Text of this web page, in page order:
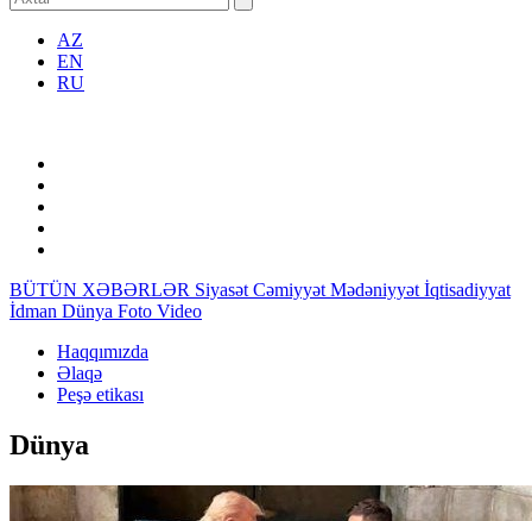
AZ
EN
RU
BÜTÜN XƏBƏRLƏR Siyasət Cəmiyyət Mədəniyyət İqtisadiyyat
İdman Dünya Foto Video
Haqqımızda
Əlaqə
Peşə etikası
Dünya